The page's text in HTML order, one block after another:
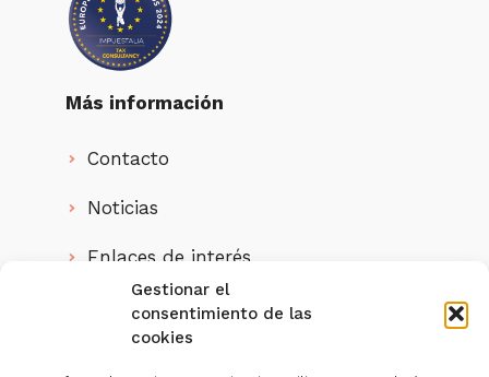
Gestionar el
consentimiento de las
cookies
Más información
Contacto
Noticias
Enlaces de interés
Quienes somos